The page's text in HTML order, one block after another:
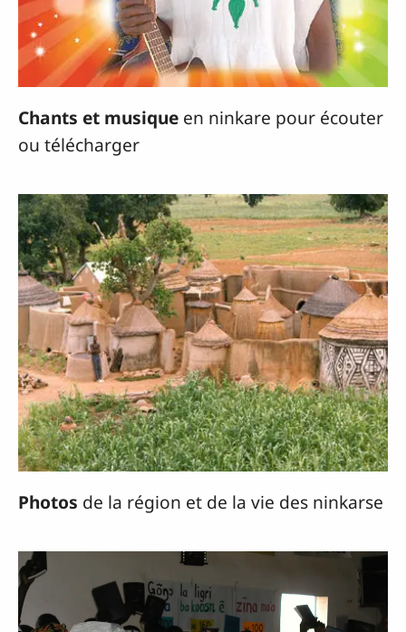
Chants et musique en ninkare pour écouter
ou télécharger
Photos de la région et de la vie des ninkarse